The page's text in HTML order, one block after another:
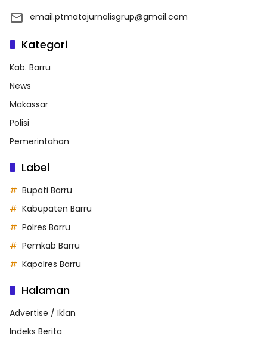
email.ptmatajurnalisgrup@gmail.com
Kategori
Kab. Barru
News
Makassar
Polisi
Pemerintahan
Label
Bupati Barru
Kabupaten Barru
Polres Barru
Pemkab Barru
Kapolres Barru
Halaman
Advertise / Iklan
Indeks Berita